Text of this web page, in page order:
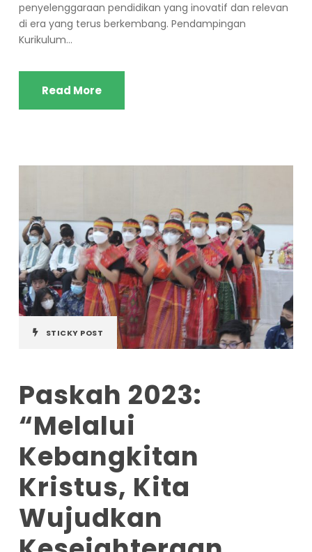
penyelenggaraan pendidikan yang inovatif dan relevan
di era yang terus berkembang. Pendampingan
Kurikulum...
Read More
STICKY POST
Paskah 2023:
“Melalui
Kebangkitan
Kristus, Kita
Wujudkan